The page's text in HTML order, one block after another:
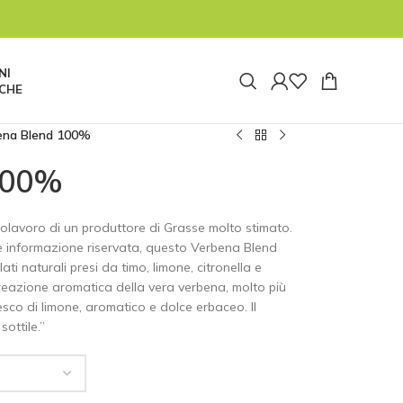
pausa e riapriremo alle ore 8:00 di lunedì
non saremo reperibili. Le spedizioni
di oggi 04/08 prima della pausa estiva.
Blend 100%
di un produttore di Grasse molto stimato.
informazione riservata, questo Verbena Blend
naturali presi da timo, limone, citronella e
aromatica della vera verbena, molto più
di limone, aromatico e dolce erbaceo. Il